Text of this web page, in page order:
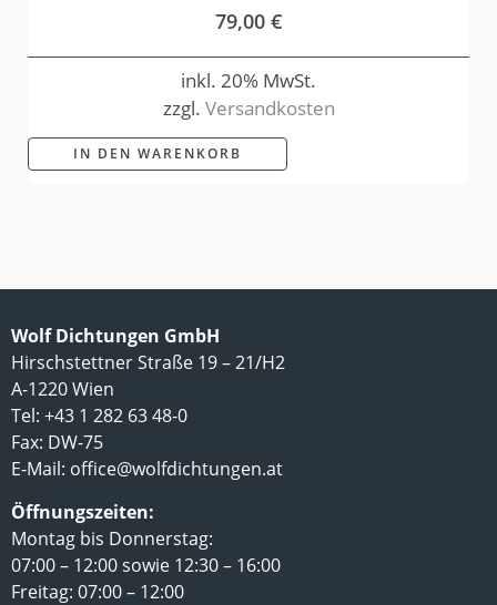
79,00 €
inkl. 20% MwSt.
zzgl. Versandkosten
IN DEN WARENKORB
Wolf Dichtungen GmbH
Hirschstettner Straße 19 – 21/H2
A-1220 Wien
Tel: +43 1 282 63 48-0
Fax: DW-75
E-Mail: office@wolfdichtungen.at
Öffnungszeiten:
Montag bis Donnerstag:
07:00 – 12:00 sowie 12:30 – 16:00
Freitag: 07:00 – 12:00